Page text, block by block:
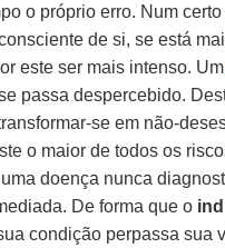
o próprio erro. Num
de si, se está
este ser mais intenso.
passa despercebido.
se em não-
o maior de todos os
doença nunca
De forma que o
condição perpassa sua